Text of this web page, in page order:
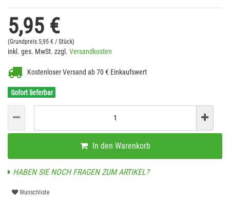
5,95 €
(Grundpreis 5,95 € / Stück)
inkl. ges. MwSt. zzgl. Versandkosten
Kostenloser Versand ab 70 € Einkaufswert
Sofort lieferbar
In den Warenkorb
HABEN SIE NOCH FRAGEN ZUM ARTIKEL?
Wunschliste